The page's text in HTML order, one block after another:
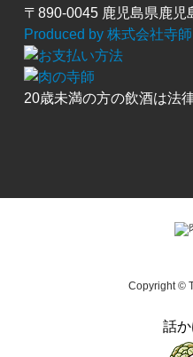
〒890-0045 鹿児島県鹿児
Produced by 株式会社寺師
20歳未満の方の飲酒は法
Copyright ©
話